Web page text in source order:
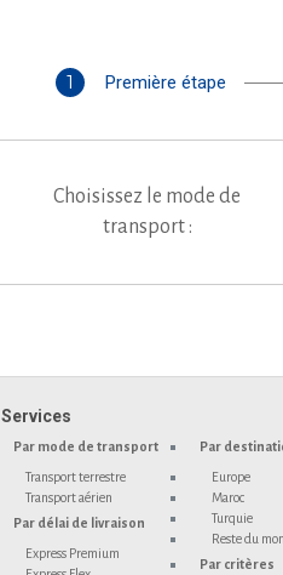
1 Première étape
Choisissez le mode de
transport :
Services
Par mode de transport
Transport terrestre
Transport aérien
Par délai de livraison
Express Premium
Par
Europe
Maroc
Turquie
Reste du
Par critères